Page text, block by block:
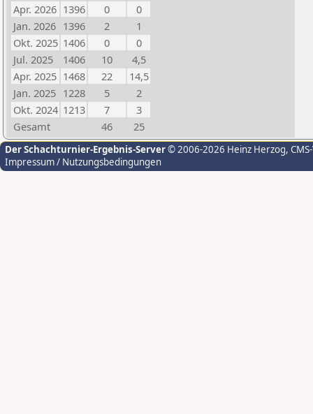
Apr. 2026 1396 0
0
Jan. 2026 1396 2
1
Okt. 2025 1406 0
0
Jul. 2025
1406 10
4,5
Apr. 2025 1468 22
14,5
Jan. 2025 1228 5
2
Okt. 2024 1213 7
3
Gesamt
46 25
Der Schachturnier-Ergebnis-Server© 2006-2026 Heinz Herzog,
Impressum / Nutzungsbedingungen